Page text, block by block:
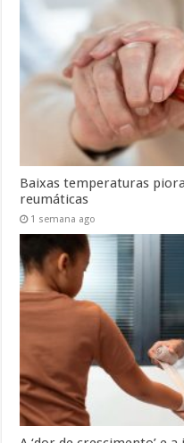
Baixas temperaturas
reumáticas
1 semana ago